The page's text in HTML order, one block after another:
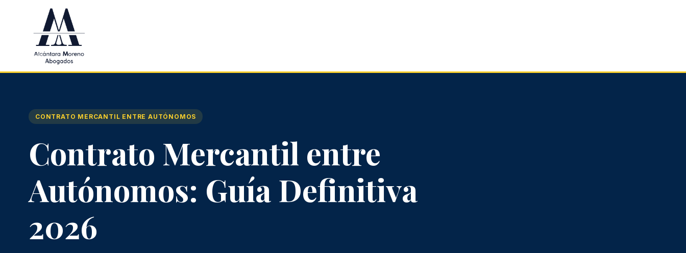
Saltar al contenido principal
CONTRATO MERCANTIL ENTRE AUTÓNOMOS
Contrato Mercantil entre
Autónomos: Guía Definitiva
2026